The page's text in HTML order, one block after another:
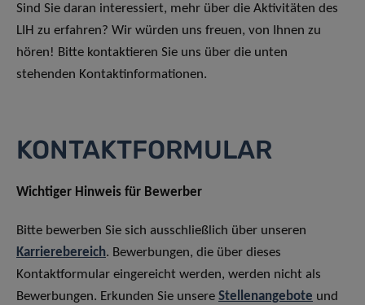
Sind Sie daran interessiert, mehr über die Aktivitäten des
LIH zu erfahren? Wir würden uns freuen, von Ihnen zu
hören! Bitte kontaktieren Sie uns über die unten
stehenden Kontaktinformationen.
KONTAKTFORMULAR
Wichtiger Hinweis für Bewerber
Bitte bewerben Sie sich ausschließlich über unseren
Karrierebereich. Bewerbungen, die über dieses
Kontaktformular eingereicht werden, werden nicht als
Bewerbungen. Erkunden Sie unsere Stellenangebote und